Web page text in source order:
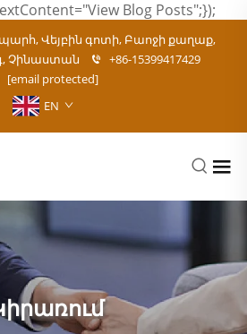
Blog Posts";});
Վեյբին գոտի, Բաոջի քաղաք,
Չինաստան
+86-15399417429
[email protected]
EN